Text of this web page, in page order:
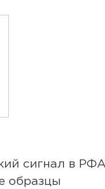
сигнал в
образцы